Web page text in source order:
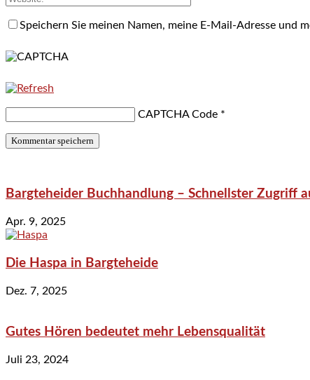
Speichern Sie meinen Namen, meine E-Mail-Adresse und
CAPTCHA Code *
Bargteheider Buchhandlung – Schnellster Zugriff
Apr. 9, 2025
Die Haspa in Bargteheide
Dez. 7, 2025
Gutes Hören bedeutet mehr Lebensqualität
Juli 23, 2024